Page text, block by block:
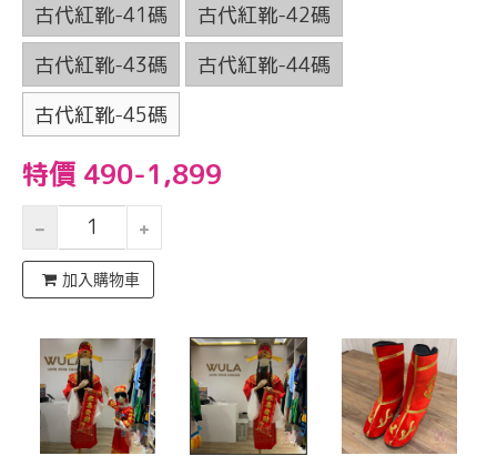
古代紅靴-41碼
古代紅靴-42碼
古代紅靴-43碼
古代紅靴-44碼
古代紅靴-45碼
特價 490-1,899
加入購物車